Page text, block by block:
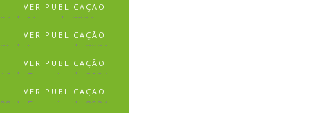
VER PUBLICAÇÃO
04 de Março de 2024
VER PUBLICAÇÃO
26 de Fevereiro de 2024
VER PUBLICAÇÃO
16 de Fevereiro de 2024
VER PUBLICAÇÃO
09 de Fevereiro de 2024